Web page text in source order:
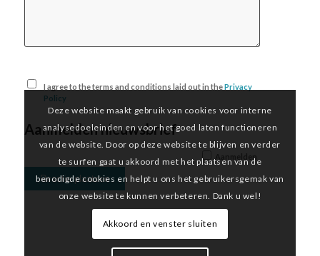
I agree to the terms and conditions laid out in thePrivacy
Policy
Aanmelden nieuwsbrief
Deze website maakt gebruik van cookies voor interne
analysedoeleinden en voor het goed laten functioneren
van de website. Door op deze website te blijven en verder
te surfen gaat u akkoord met het plaatsen van de
benodigde cookies en helpt u ons het gebruikersgemak van
onze website te kunnen verbeteren. Dank u wel!
Akkoord en venster sluiten